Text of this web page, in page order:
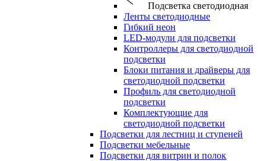
Подсветка светодиодная
Ленты светодиодные
Гибкий неон
LED-модули для подсветки
Контроллеры для светодиодной
подсветки
Блоки питания и драйверы для
светодиодной подсветки
Профиль для светодиодной
подсветки
Комплектующие для
светодиодной подсветки
Подсветки для лестниц и ступеней
Подсветки мебельные
Подсветки для витрин и полок